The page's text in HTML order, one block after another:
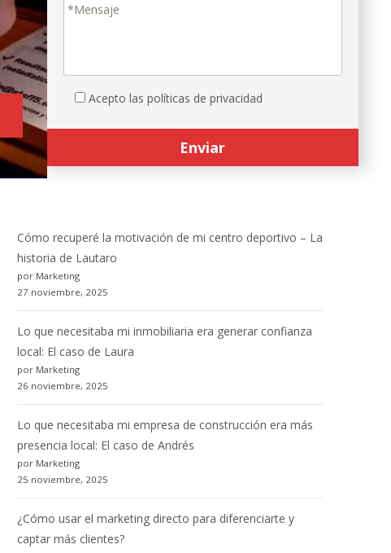
Acepto las políticas de privacidad
Cómo recuperé la motivación de mi centro deportivo – La
historia de Lautaro
por Marketing
27 noviembre, 2025
Lo que necesitaba mi inmobiliaria era generar confianza
local: El caso de Laura
por Marketing
26 noviembre, 2025
Lo que necesitaba mi empresa de construcción era más
presencia local: El caso de Andrés
por Marketing
25 noviembre, 2025
¿Cómo usar el marketing directo para diferenciarte y
captar más clientes?